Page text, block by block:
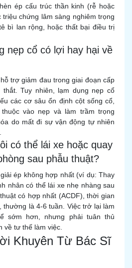
ép cấu trúc thần kinh (rễ hoặc
chứng lâm sàng nghiêm trọng
bì lan rộng, hoặc thất bại điều trị
nẹp cổ có lợi hay hại về
trợ giảm đau trong giai đoạn cấp
Tuy nhiên, lạm dụng nẹp cổ
các cơ sâu ổn định cột sống cổ,
vào nẹp và làm trầm trọng
do mất đi sự vận động tự nhiên
có thể lái xe hoặc quay
sau phẫu thuật?
ép không hợp nhất (ví dụ: Thay
nhân có thể lái xe nhẹ nhàng sau
có hợp nhất (ACDF), thời gian
thường là 4-6 tuần. Việc trở lại làm
sớm hơn, nhưng phải tuân thủ
về tư thế làm việc.
Khuyên Từ Bác Sĩ